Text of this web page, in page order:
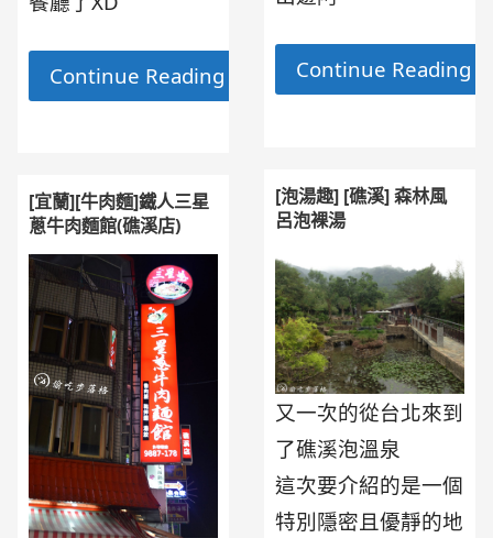
Continue Reading
Continue Reading →
[泡湯趣] [礁溪] 森林風
呂泡裸湯
又一次的從台北來到
了礁溪泡溫泉
這次要介紹的是一個
特別隱密且優靜的地
[宜蘭][牛肉麵]鐵人三星
蔥牛肉麵館(礁溪店)